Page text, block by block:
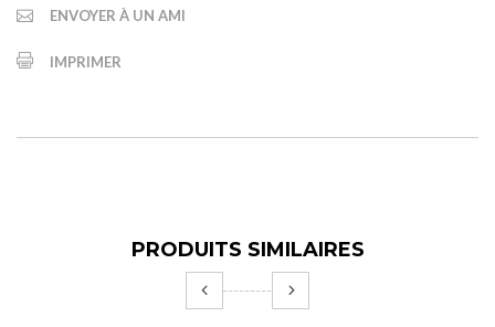
ENVOYER À UN AMI
IMPRIMER
PRODUITS SIMILAIRES